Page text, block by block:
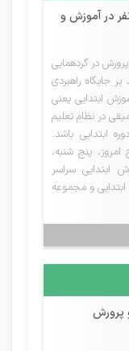
تا استخدام ۱۸۰ هزار نفر در آموزش و
در گردهمایی
جایگاه راهبردی
ابتدایی یعنی
در نظام تعلیم
ابتدایی باشد.
پنج شنبه،
ابتدایی سراسر
و مجموعه
پرورش